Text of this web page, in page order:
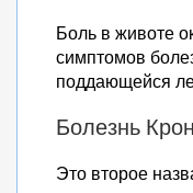
Боль в животе
симптомов
поддающейся
Болезнь
Это второе